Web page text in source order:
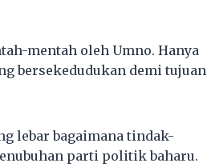
mentah oleh Umno. Hanya
bersekedudukan demi tujuan
lebar bagaimana tindak-
parti politik baharu.